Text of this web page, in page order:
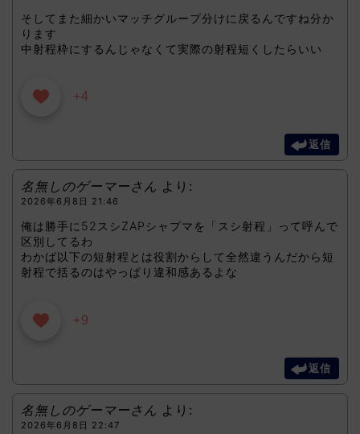
そしてまた細かいマッチグループ分けに戻るんですね分か
ります
中射程枠にするんじゃなくて実際の射程短くしたらいい
+4
返信
名無しのゲーマーさん より:
2026年6月8日 21:46
俺は勝手に52スシZAPシャプマを「スシ射程」って呼んで
区別してるわ
わかば以下の短射程とは役割からして全然違うんだから短
射程で括るのはやっぱり違和感あるよな
+9
返信
名無しのゲーマーさん より:
2026年6月8日 22:47